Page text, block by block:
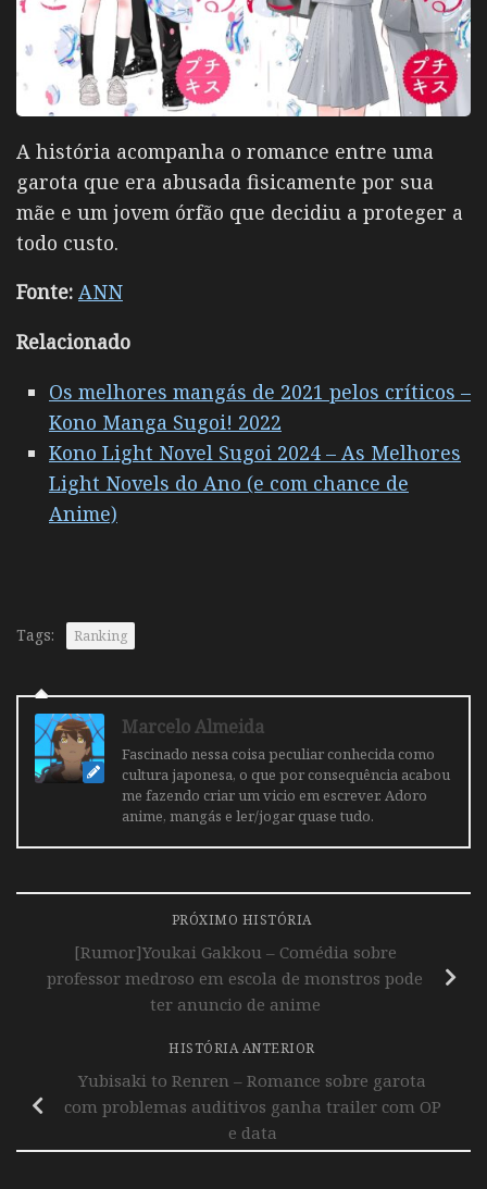
A história acompanha o romance entre uma
garota que era abusada fisicamente por sua
mãe e um jovem órfão que decidiu a proteger a
todo custo.
Fonte: ANN
Relacionado
Os melhores mangás de 2021 pelos críticos –
Kono Manga Sugoi! 2022
Kono Light Novel Sugoi 2024 – As Melhores
Light Novels do Ano (e com chance de
Anime)
Tags: Ranking
Marcelo Almeida
Fascinado nessa coisa peculiar conhecida como
cultura japonesa, o que por consequência acabou
me fazendo criar um vicio em escrever. Adoro
anime, mangás e ler/jogar quase tudo.
PRÓXIMO HISTÓRIA
[Rumor]Youkai Gakkou – Comédia sobre
professor medroso em escola de monstros pode
ter anuncio de anime
HISTÓRIA ANTERIOR
Yubisaki to Renren – Romance sobre garota
com problemas auditivos ganha trailer com OP
e data